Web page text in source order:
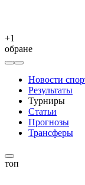
+1
обране
Новости
Результаты
Турниры
Статьи
Прогнозы
Трансферы
топ